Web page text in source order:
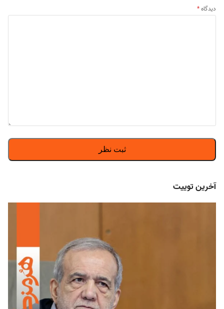
دیدگاه*
آخرین توییت